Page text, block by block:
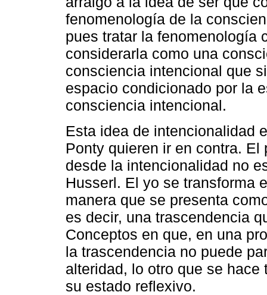
fenomenología de la
pues tratar la fenomenología
considerarla como una
consciencia intencional que
espacio condicionado por la
consciencia intencional.
Esta idea de intencionalidad
Ponty quieren ir en contra.
desde la intencionalidad no
Husserl. El yo se transforma
manera que se presenta
es decir, una trascendencia
Conceptos en que, en una
la trascendencia no puede
alteridad, lo otro que se
su estado reflexivo.